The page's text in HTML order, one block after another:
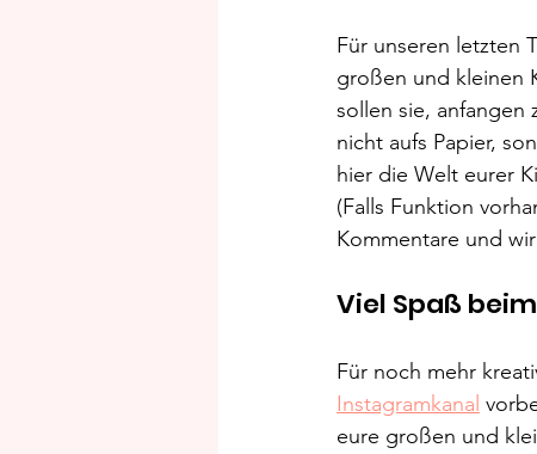
Für unseren letzten
großen und kleinen
sollen sie, anfangen
nicht aufs Papier,
hier die Welt eurer
(Falls Funktion
Kommentare und
Viel Spaß
Für noch mehr
Instagramkanal
eure großen und